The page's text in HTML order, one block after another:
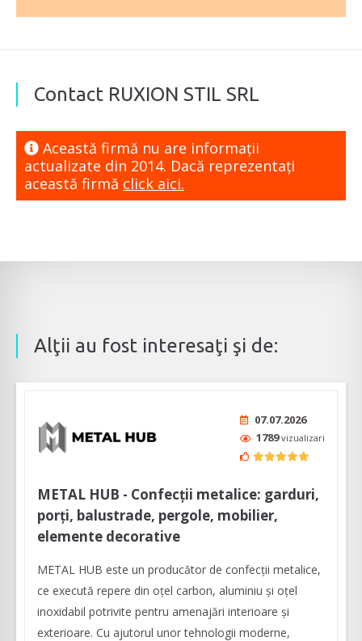
Contact RUXION STIL SRL
Această firmă nu are informaţii
actualizate din 2014. Dacă reprezentaţi
această firmă click aici.
Alţii au fost interesaţi şi de:
07.07.2026
1789vizualizari
METAL HUB - Confecţii metalice: garduri,
porți, balustrade, pergole, mobilier,
elemente decorative
METAL HUB este un producător de confecții metalice,
ce execută repere din oțel carbon, aluminiu și oțel
inoxidabil potrivite pentru amenajări interioare și
exterioare. Cu ajutorul unor tehnologii moderne,